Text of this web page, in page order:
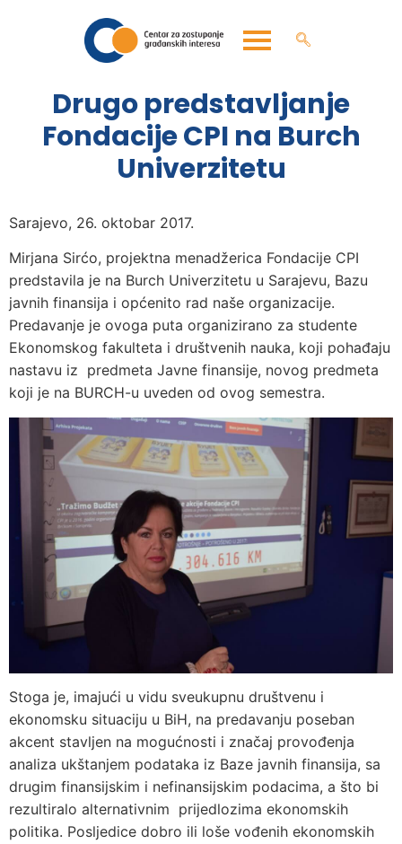
Drugo predstavljanje
Fondacije CPI na Burch
Univerzitetu
Sarajevo, 26. oktobar 2017.
Mirjana Sirćo, projektna menadžerica Fondacije CPI
predstavila je na Burch Univerzitetu u Sarajevu, Bazu
javnih finansija i općenito rad naše organizacije.
Predavanje je ovoga puta organizirano za studente
Ekonomskog fakulteta i društvenih nauka, koji pohađaju
nastavu iz predmeta Javne finansije, novog predmeta
koji je na BURCH-u uveden od ovog semestra.
Stoga je, imajući u vidu sveukupnu društvenu i
ekonomsku situaciju u BiH, na predavanju poseban
akcent stavljen na mogućnosti i značaj provođenja
analiza ukštanjem podataka iz Baze javnih finansija, sa
drugim finansijskim i nefinansijskim podacima, a što bi
rezultiralo alternativnim prijedlozima ekonomskih
politika. Posljedice dobro ili loše vođenih ekonomskih